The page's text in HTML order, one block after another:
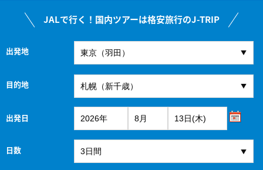
JALで行く！国内ツアーは格安旅行のJ-TRIP
出発地
目的地
出発日
日数